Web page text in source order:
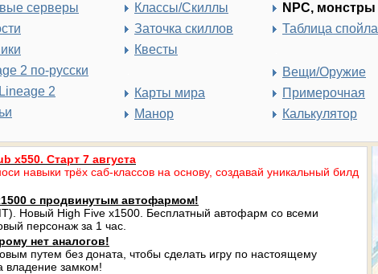
серверы
2 по-русски
2
Классы/Скиллы
Заточка скиллов
Квесты
Карты мира
Манор
NPC, монстры
Таблица спойла
Вещи/Оружие
Примерочная
Калькулятор
x550. Старт 7 августа
навыки трёх саб-классов на основу, создавай уникальный билд
с продвинутым автофармом!
Новый High Five x1500. Бесплатный автофарм со всеми
персонаж за 1 час.
нет аналогов!
путем без доната, чтобы сделать игру по настоящему
владение замком!